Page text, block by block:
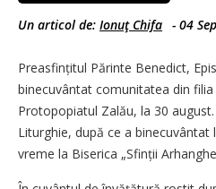
Un articol de: Ionuţ Chifa - 04
Preasfințitul Părinte Benedict,
binecuvântat comunitatea din
Protopopiatul Zalău, la 30
Liturghie, după ce a binecuvântat
vreme la Biserica „Sfinții